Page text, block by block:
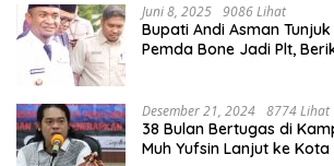
Juni 8, 2025 9086 Lihat
Bupati Andi Asman
Pemda Bone Jadi Plt,
Desember 21, 2024 8774 Lihat
38 Bulan Bertugas di
Muh Yufsin Lanjut ke